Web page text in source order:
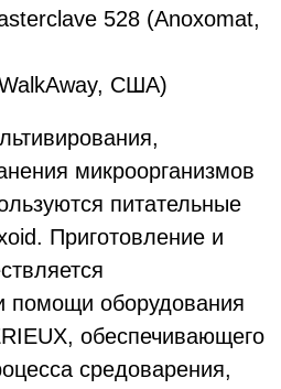
528 (Anoxomat,
США)
микроорганизмов
питательные
Приготовление и
помощи оборудования
обеспечивающего
средоварения,